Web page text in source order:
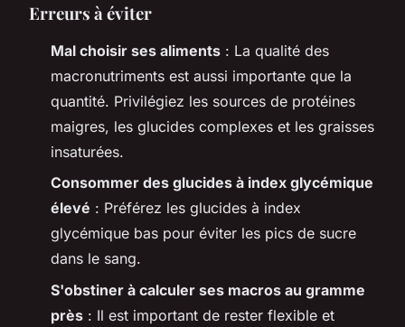
Erreurs à éviter
Mal choisir ses aliments : La qualité des
macronutriments est aussi importante que la
quantité. Privilégiez les sources de protéines
maigres, les glucides complexes et les graisses
insaturées.
Consommer des glucides à index glycémique
élevé : Préférez les glucides à index
glycémique bas pour éviter les pics de sucre
dans le sang.
S'obstiner à calculer ses macros au gramme
près : Il est important de rester flexible et